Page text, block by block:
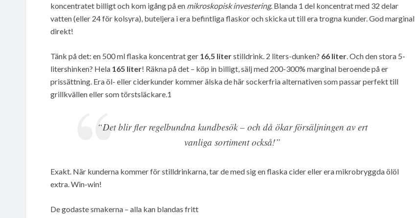
koncentratet billigt och kom igång på en mikroskopisk investering. Blanda 1 del koncentrat med 32 delar
vatten (eller 24 för kolsyra), buteljera i era befintliga flaskor och skicka ut till era trogna kunder. God marginal
direkt!
Tänk på det: en 500 ml flaska koncentrat ger 16,5 literstilldrink. 2 liters-dunken? 66 liter. Och den stora 5-
litershinken? Hela 165 liter! Räkna på det – köp in billigt, sälj med 200-300% marginal beroende på er
prissättning. Era öl- eller ciderkunder kommer älska de här sockerfria alternativen som passar perfekt till
grillkvällen eller som törstsläckare.1
“Det blir fler regelbundna kundbesök – och då ökar försäljningen av ert
vanliga sortiment också!”
Exakt. När kunderna kommer för stilldrinkarna, tar de med sig en flaska cider eller era mikrobryggda ölöl
extra. Win-win!
De godaste smakerna – alla kan blandas fritt